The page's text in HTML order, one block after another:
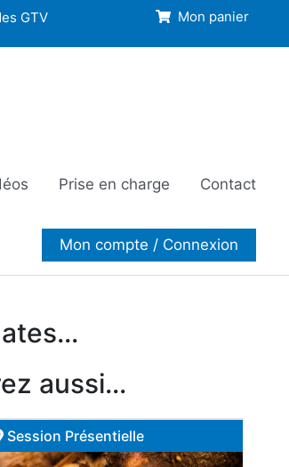
GTV Mon panier
Prise en charge Contact
Mon compte / Connexion
aussi...
Session Présentielle